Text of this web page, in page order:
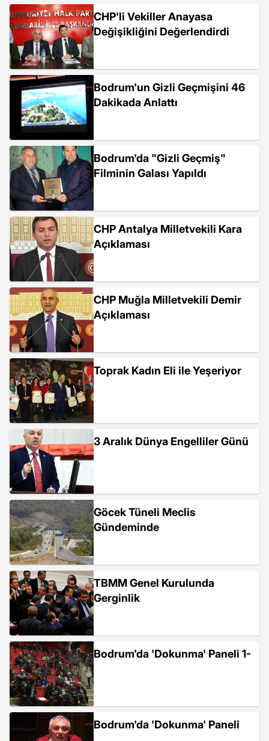
CHP'li Vekiller Anayasa
Değişikliğini Değerlendirdi
Bodrum'un Gizli Geçmişini 46
Dakikada Anlattı
Bodrum'da "Gizli Geçmiş"
Filminin Galası Yapıldı
CHP Antalya Milletvekili Kara
Açıklaması
CHP Muğla Milletvekili Demir
Açıklaması
Toprak Kadın Eli ile Yeşeriyor
3 Aralık Dünya Engelliler Günü
Göcek Tüneli Meclis
Gündeminde
TBMM Genel Kurulunda
Gerginlik
Bodrum'da 'Dokunma' Paneli 1-
Bodrum'da 'Dokunma' Paneli